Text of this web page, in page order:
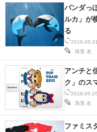
ちょっと気になるネット
2016-05-
珠里 友
パンダっ
ルカ」が
る
2016-05-
珠里 友
アンチと
ク」のス
ファミス